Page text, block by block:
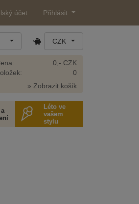
účet Přihlásit
CZK
0,- CZK
0
» Zobrazit košík
Léto ve
vašem
stylu